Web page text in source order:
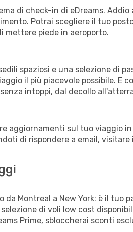
di check-in di eDreams.
Potrai scegliere il tuo
mettere piede in aeroporto.
spaziosi e una selezione di
il più piacevole possibile. E
intoppi, dal decollo
aggiornamenti sul tuo viaggio
di rispondere a email,
Montreal a New York: è il tuo
di voli low cost
Prime, sbloccherai sconti